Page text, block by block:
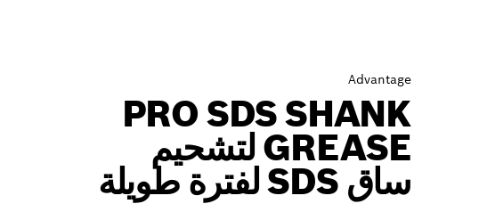
Advantage
PRO SDS SHANK
GREASE لتشحيم
ساق SDS لفترة طويلة